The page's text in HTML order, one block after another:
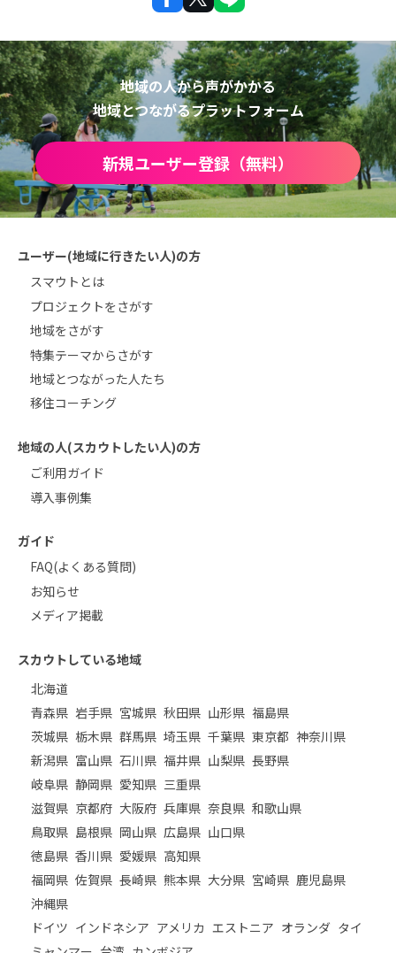
地域の人から声がかかる
地域とつながるプラットフォーム
新規ユーザー登録（無料）
ユーザー(地域に行きたい人)の方
スマウトとは
プロジェクトをさがす
地域をさがす
特集テーマからさがす
地域とつながった人たち
移住コーチング
地域の人(スカウトしたい人)の方
ご利用ガイド
導入事例集
ガイド
FAQ(よくある質問)
お知らせ
メディア掲載
スカウトしている地域
北海道
青森県 岩手県 宮城県 秋田県 山形県 福島県
茨城県 栃木県 群馬県 埼玉県 千葉県 東京都 神奈川県
新潟県 富山県 石川県 福井県 山梨県 長野県
岐阜県 静岡県 愛知県 三重県
滋賀県 京都府 大阪府 兵庫県 奈良県 和歌山県
鳥取県 島根県 岡山県 広島県 山口県
徳島県 香川県 愛媛県 高知県
福岡県 佐賀県 長崎県 熊本県 大分県 宮崎県 鹿児島県
沖縄県
ドイツ インドネシア アメリカ エストニア オランダ タイ